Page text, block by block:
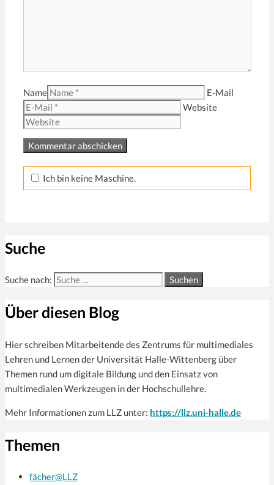
Name
E-Mail
Website
Ich bin keine Maschine.
Suche
Suche nach:
Über diesen Blog
Hier schreiben Mitarbeitende des Zentrums für multi­mediales
Lehren und Lernen der Universität Halle-Wittenberg über
Themen rund um digitale Bildung und den Einsatz von
multimedialen Werkzeugen in der Hochschullehre.
Mehr Informationen zum LLZ unter: https://llz.uni-halle.de
Themen
fächer@LLZ